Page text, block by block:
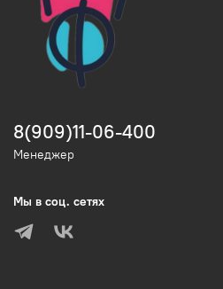
8(909)11-06-400
Менеджер
Мы в соц. сетях